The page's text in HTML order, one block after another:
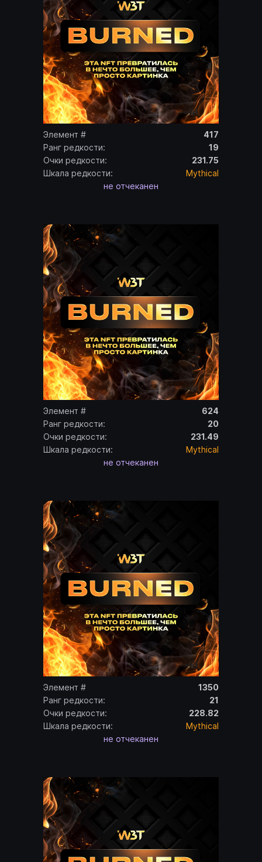
Элемент #
417
Ранг редкости:
19
Очки редкости:
231.75
Шкала редкости:
Mythical
не отчеканен
Элемент #
624
Ранг редкости:
20
Очки редкости:
231.49
Шкала редкости:
Mythical
не отчеканен
Элемент #
1350
Ранг редкости:
21
Очки редкости:
228.82
Шкала редкости:
Mythical
не отчеканен